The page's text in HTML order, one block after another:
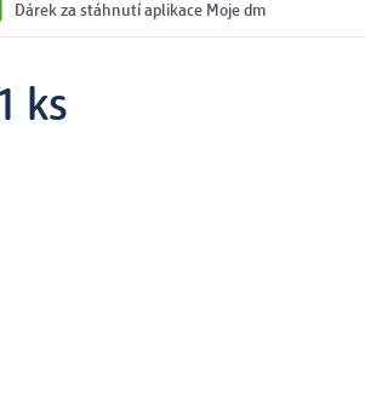
Dárek za stáhnutí aplikace Moje dm
ks